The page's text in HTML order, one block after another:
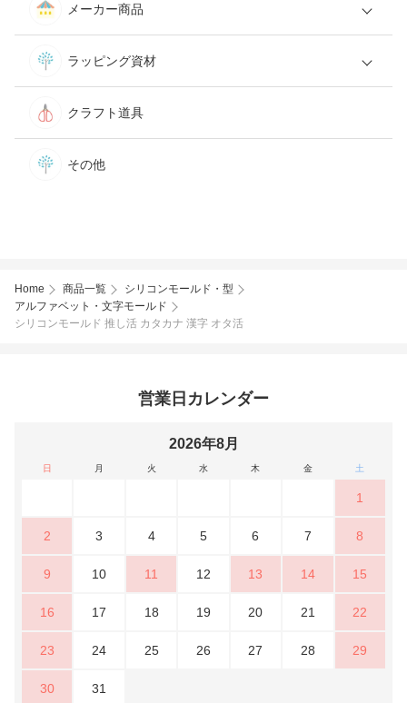
メーカー商品
ラッピング資材
クラフト道具
その他
Home 商品一覧
シリコンモールド・型
アルファベット・文字モールド
シリコンモールド 推し活 カタカナ 漢字 オタ活
営業日カレンダー
2026年8月
日 月 火 水 木 金 土
1
2 3 4 5 6 7 8
9 10 11 12 13 14 15
16 17 18 19 20 21 22
23 24 25 26 27 28 29
30 31